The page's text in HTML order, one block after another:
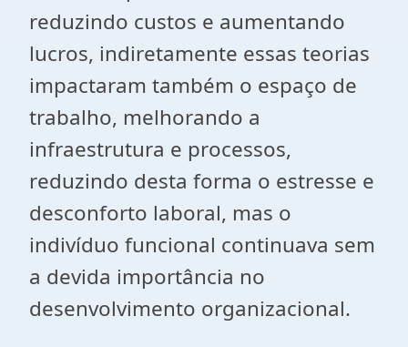
reduzindo custos e aumentando
lucros, indiretamente essas teorias
impactaram também o espaço de
trabalho, melhorando a
infraestrutura e processos,
reduzindo desta forma o estresse e
desconforto laboral, mas o
indivíduo funcional continuava sem
a devida importância no
desenvolvimento organizacional.